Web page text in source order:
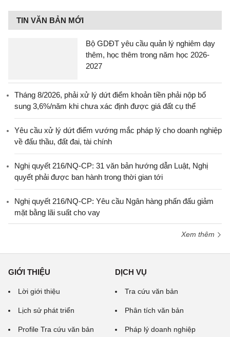
TIN VĂN BẢN MỚI
Bộ GDĐT yêu cầu quản lý nghiêm dạy
thêm, học thêm trong năm học 2026-
2027
Tháng 8/2026, phải xử lý dứt điểm khoản tiền phải nộp bổ
sung 3,6%/năm khi chưa xác định được giá đất cụ thể
Yêu cầu xử lý dứt điểm vướng mắc pháp lý cho doanh nghiệp
về đấu thầu, đất đai, tài chính
Nghị quyết 216/NQ-CP: 31 văn bản hướng dẫn Luật, Nghị
quyết phải được ban hành trong thời gian tới
Nghị quyết 216/NQ-CP: Yêu cầu Ngân hàng phấn đấu giảm
mặt bằng lãi suất cho vay
Xem thêm
GIỚI THIỆU
Lời giới thiệu
Lịch sử phát triển
Profile Tra cứu văn bản
DỊCH VỤ
Tra cứu văn bản
Phân tích văn bản
Pháp lý doanh nghiệp